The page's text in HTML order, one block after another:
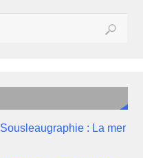
Sousleaugraphie : La mer